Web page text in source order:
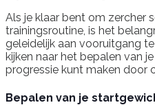
Als je klaar bent om zercher
trainingsroutine, is het
geleidelijk aan vooruitgang
kijken naar het bepalen van
progressie kunt maken door
Bepalen van je